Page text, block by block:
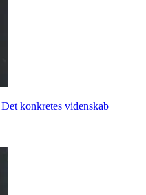
konkretes videnskab